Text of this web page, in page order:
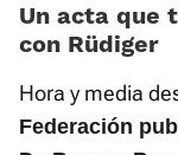
Un acta que
con Rüdiger
Hora y media
Federación